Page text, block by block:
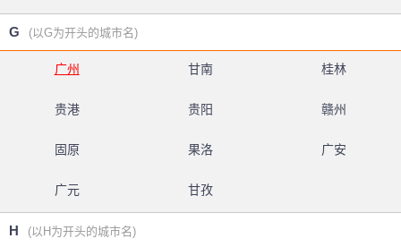
G (以G为开头的城市名)
广州 甘南 桂林
贵港 贵阳 赣州
固原 果洛 广安
广元 甘孜
H (以H为开头的城市名)